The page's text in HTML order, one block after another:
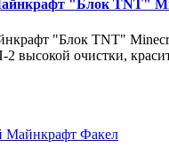
"Блок TNT"
"Блок TNT"
высокой очистки,